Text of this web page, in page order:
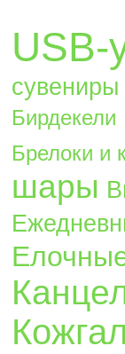
USB-
сувениры
Бирдекели
Брелоки и
шары